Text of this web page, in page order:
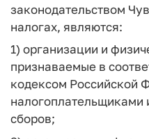
законодательством
налогах, являются:
1) организации и
признаваемые в
кодексом Российской
налогоплательщиками
сборов;